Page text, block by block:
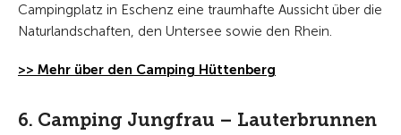
Campingplatz in Eschenz eine traumhafte Aussicht über die
Naturlandschaften, den Untersee sowie den Rhein.
>> Mehr über den Camping Hüttenberg
6. Camping Jungfrau – Lauterbrunnen